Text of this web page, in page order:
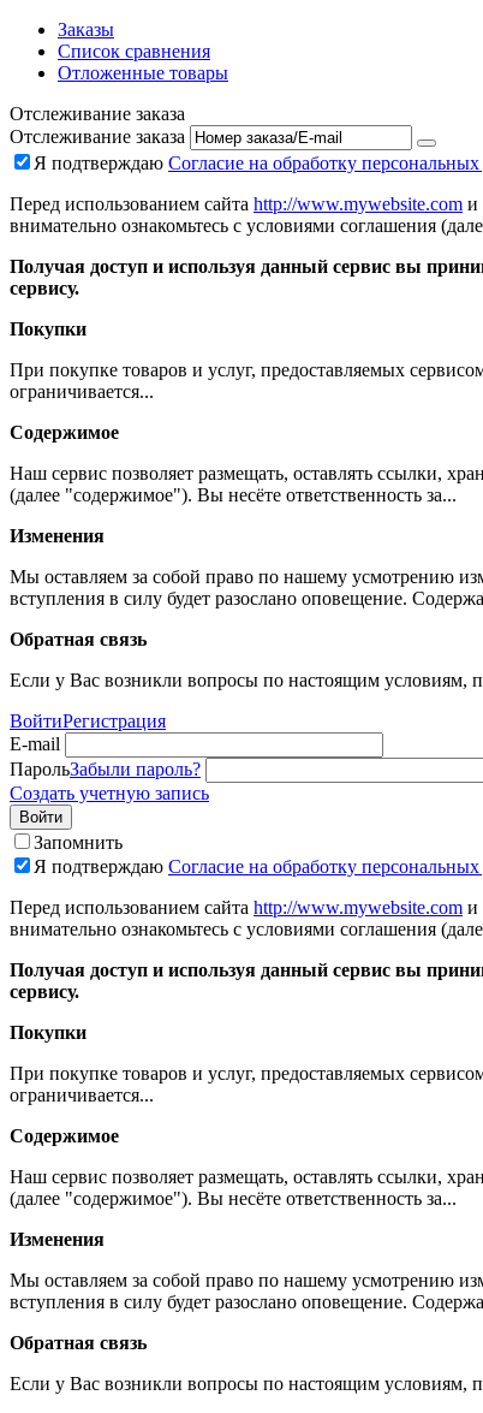
Заказы
Список сравнения
Отложенные товары
Отслеживание заказа
Отслеживание заказа
Я подтверждаю Согласие на обработку
Перед использованием сайта http://www.mywebsite.com и
внимательно ознакомьтесь с условиями соглашения
Получая доступ и используя данный сервис вы
сервису.
Покупки
При покупке товаров и услуг, предоставляемых
ограничивается...
Содержимое
Наш сервис позволяет размещать, оставлять ссылки,
(далее "содержимое"). Вы несёте ответственность за...
Изменения
Мы оставляем за собой право по нашему усмотрению
вступления в силу будет разослано оповещение.
Обратная связь
Если у Вас возникли вопросы по настоящим условиям,
ВойтиРегистрация
E-mail
ПарольЗабыли пароль?
Создать учетную запись
Войти
Запомнить
Я подтверждаю Согласие на обработку
Перед использованием сайта http://www.mywebsite.com и
внимательно ознакомьтесь с условиями соглашения
Получая доступ и используя данный сервис вы
сервису.
Покупки
При покупке товаров и услуг, предоставляемых
ограничивается...
Содержимое
Наш сервис позволяет размещать, оставлять ссылки,
(далее "содержимое"). Вы несёте ответственность за...
Изменения
Мы оставляем за собой право по нашему усмотрению
вступления в силу будет разослано оповещение.
Обратная связь
Если у Вас возникли вопросы по настоящим условиям,